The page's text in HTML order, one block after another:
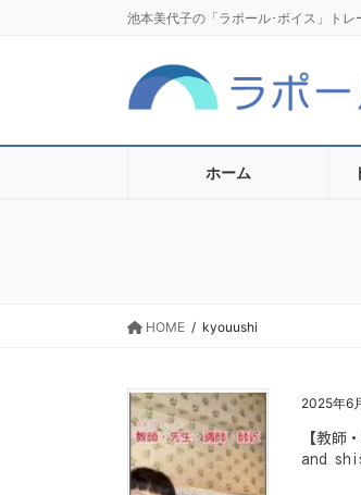
に
ョ
池本美代子の「ラポール･ボイス」トレ
ホーム
HOME kyouushi
2025年6
【教師
and